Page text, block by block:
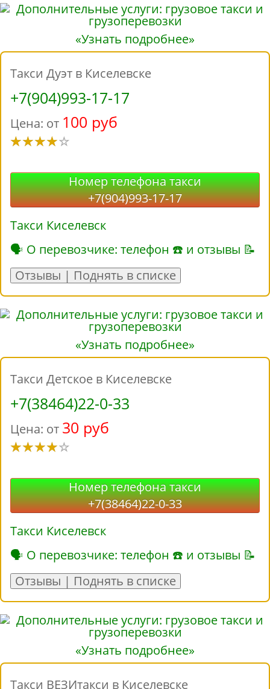
«Узнать подробнее»
Такси Дуэт в Киселевске
+7(904)993-17-17
Цена: от 100 руб
Номер телефона такси
+7(904)993-17-17
Такси Киселевск
🗣 О перевозчике: телефон ☎ и отзывы 📝
Отзывы | Поднять в списке
«Узнать подробнее»
Такси Детское в Киселевске
+7(38464)22-0-33
Цена: от 30 руб
Номер телефона такси
+7(38464)22-0-33
Такси Киселевск
🗣 О перевозчике: телефон ☎ и отзывы 📝
Отзывы | Поднять в списке
«Узнать подробнее»
Такси ВЕЗИтакси в Киселевске